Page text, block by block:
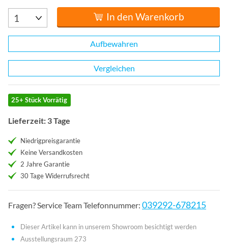
In den Warenkorb
Aufbewahren
Vergleichen
25+ Stück Vorrätig
Lieferzeit: 3 Tage
Niedrigpreisgarantie
Keine Versandkosten
2 Jahre Garantie
30 Tage Widerrufsrecht
Fragen? Service Team Telefonnummer: 039292-678215
Dieser Artikel kann in unserem Showroom besichtigt werden
Ausstellungsraum 273